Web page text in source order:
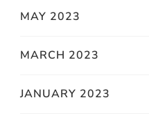
MAY 2023
MARCH 2023
JANUARY 2023